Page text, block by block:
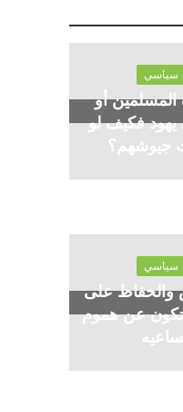
سياسي
أو
يهود فكيف لو
جيوشهم؟
سياسي
والحفاظ على
تكون عن هموم